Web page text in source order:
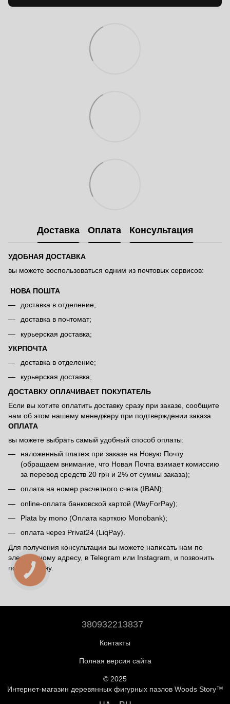
Доставка Оплата Консультация
УДОБНАЯ ДОСТАВКА
вы можете воспользоваться одним из почтовых сервисов:
НОВА ПОШТА
доставка в отделение;
доставка в почтомат;
курьерская доставка;
УКРПОЧТА
доставка в отделение;
курьерская доставка;
ДОСТАВКУ ОПЛАЧИВАЕТ ПОКУПАТЕЛЬ
Если вы хотите оплатить доставку сразу при заказе, сообщите
нам об этом нашему менеджеру при подтверждении заказа
ОПЛАТА
вы можете выбрать самый удобный способ оплаты:
наложенный платеж при заказе на Новую Почту
(обращаем внимание, что Новая Почта взимает комиссию
за перевод средств 20 грн и 2% от суммы заказа);
оплата на номер расчетного счета (IBAN);
online-оплата банковской картой (WayForPay);
Plata by mono (Оплата карткою Monobank);
оплата через Privat24 (LiqPay).
Для получения консультации вы можете написать нам по
электронному адресу, в Telegram или Instagram, и позвонить
по телефону.
380932213837
Контакты
Полная версия сайта
© 2025
Интернет-магазин деревянных фигурных пазлов Woods Story™